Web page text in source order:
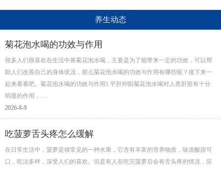
养生动态
菊花泡水喝的功效与作用
很多人们很喜欢在生活中将菊花泡水喝，主要是为了能带来一定的功效，可以帮
助人们改善自己的身体状况，那么菊花泡水喝的功效与作用有哪些呢？接下来一
起来看看吧。菊花泡水喝的功效与作用1.平肝抑阳菊花泡水喝对人类肝脏有十分
明显的作用，…
2026-8-9
吃菠萝舌头疼怎么缓解
在日常生活中，菠萝是很常见的一种水果，它含有丰富的营养物质，味道酸甜可
口，吃法多样，深受人们的喜欢。但是有人在吃完菠萝后会有舌头疼的情况，应